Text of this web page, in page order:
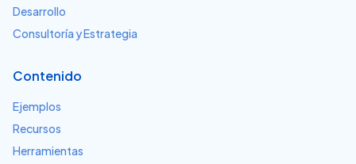
Desarrollo
Consultoría y Estrategia
Contenido
Ejemplos
Recursos
Herramientas